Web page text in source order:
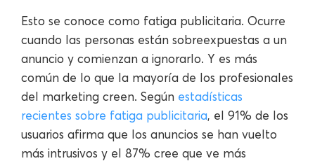
Esto se conoce como fatiga publicitaria. Ocurre
cuando las personas están sobreexpuestas a un
anuncio y comienzan a ignorarlo. Y es más
común de lo que la mayoría de los profesionales
del marketing creen. Según estadísticas
recientes sobre fatiga publicitaria, el 91% de los
usuarios afirma que los anuncios se han vuelto
más intrusivos y el 87% cree que ve más